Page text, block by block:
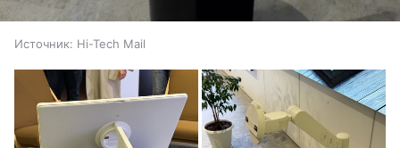
Источник: Hi-Tech Mail